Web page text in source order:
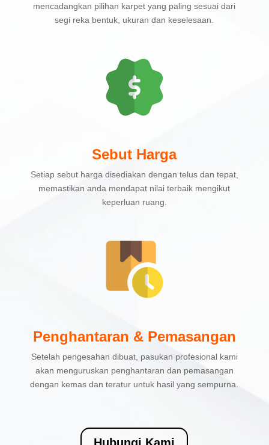
mencadangkan pilihan karpet yang paling sesuai dari
segi reka bentuk, ukuran dan keselesaan.
Sebut Harga
Setiap sebut harga disediakan dengan telus dan tepat,
memastikan anda mendapat nilai terbaik mengikut
keperluan ruang.
Penghantaran & Pemasangan
Setelah pengesahan dibuat, pasukan profesional kami
akan menguruskan penghantaran dan pemasangan
dengan kemas dan teratur untuk hasil yang sempurna.